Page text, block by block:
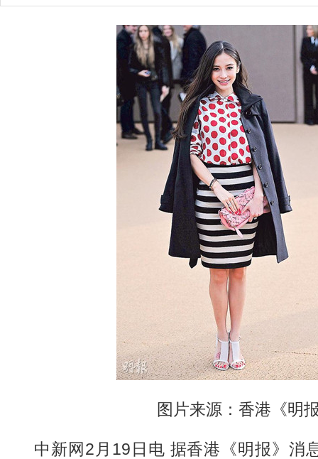
图片来源：香港《明
中新网2月19日电 据香港《明报》消